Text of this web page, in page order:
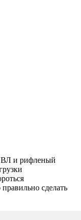
и рифленый
сделать